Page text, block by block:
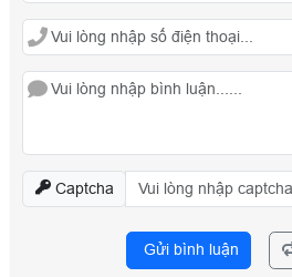
Captcha
Gửi bình luận